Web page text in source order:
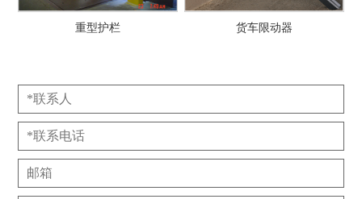
重型护栏 货车限动器